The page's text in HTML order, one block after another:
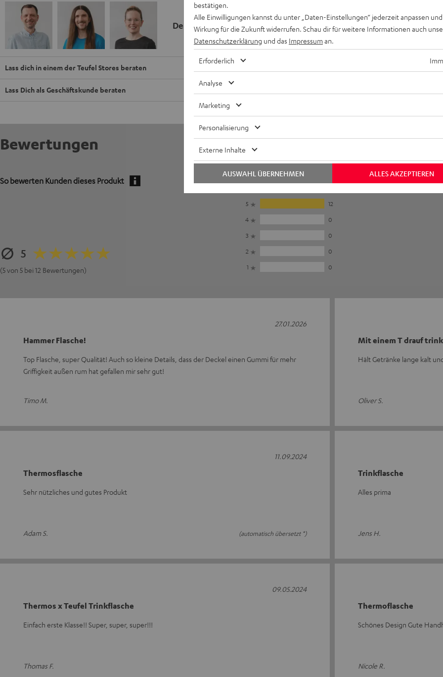
Deine Kaufberatung
Keinen Store in der Nähe? Kein
beraten dich auch persönlich am
Lass dich in einem der Teufel Stores beraten
Lass Dich als Geschäftskunde beraten
Bewertungen
So bewerten Kunden dieses Produkt
5
(5 von 5 bei 12 Bewertungen)
5
12
4
0
3
0
2
0
1
0
Hammer Flasche!
Top Flasche, super Qualität! Auch so kleine Details, dass der Deckel einen Gummi für mehr
Griffigkeit außen rum hat gefallen mir sehr gut!
Timo M.
27.01.2026
Mit einem T drauf
Hält Getränke lange kalt
Oliver S.
Thermosflasche
Sehr nützliches und gutes Produkt
Adam S. (automatisch übersetzt *)
11.09.2024
Trinkflasche
Alles prima
Jens H.
Thermos x Teufel Trinkflasche
Einfach erste Klasse!! Super, super, super!!!
Thomas F.
09.05.2024
Thermoflasche
Schönes Design Gute
Nicole R.
bestätigen.
Alle Einwilligungen kannst du unter „Daten-Einstellungen“ jederzeit anpassen
Wirkung für die Zukunft widerrufen. Schau dir für weitere Informationen auch
Datenschutzerklärung und das Impressum an.
Erforderlich
Analyse
Marketing
Personalisierung
Externe Inhalte
ALLES AKZEPTIEREN
AUSWAHL ÜBERNEHMEN